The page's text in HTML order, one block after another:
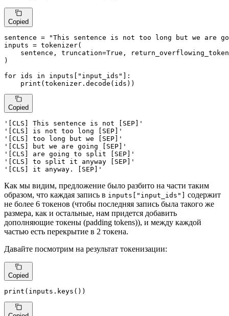
Copied
sentence =
"This sentence is not too long but we are
inputs = tokenizer(
    sentence, truncation=
True ,
)
for ids in inputs[ "input_ids" ]:
print (tokenizer.decode(ids))
Copied
'[CLS] This sentence is not [SEP]'
'[CLS] is not too long [SEP]'
'[CLS] too long but we [SEP]'
'[CLS] but we are going [SEP]'
'[CLS] are going to split [SEP]'
'[CLS] to split it anyway [SEP]'
'[CLS] it anyway. [SEP]'
Как мы видим, предложение было разбито на части таким
образом, что каждая запись в inputs["input_ids"]
содержит
не более 6 токенов (чтобы последняя запись была такого же
размера, как и остальные, нам придется добавить
дополняющие токены (padding tokens)), и между каждой
частью есть перекрытие в 2 токена.
Давайте посмотрим на результат токенизации:
Copied
print (inputs.keys())